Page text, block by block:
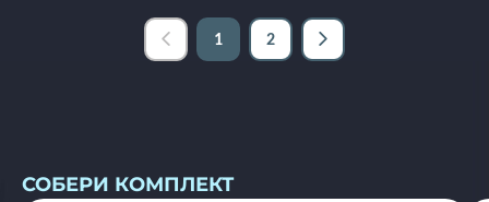
1 2
СОБЕРИ КОМПЛЕКТ